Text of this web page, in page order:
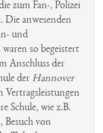
zum Fan-, Polizei
Die anwesenden
und
so begeistert
Anschluss der
der Hannover
Vertragsleistungen
Schule, wie z.B.
Besuch von